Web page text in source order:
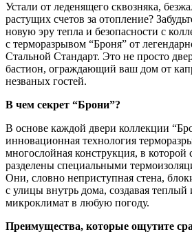
Устали от леденящего сквозняка,
растущих счетов за отопление?
новую эру тепла и безопасности с
с терморазрывом “Броня” от
Стальной Стандарт. Это не просто
бастион, ограждающий ваш дом от
незваных гостей.
В чем секрет “Брони”?
В основе каждой двери коллекции
инновационная технология
многослойная конструкция, в которой
разделены специальными
Они, словно неприступная стена,
с улицы внутрь дома, создавая
микроклимат в любую погоду.
Преимущества, которые ощутите